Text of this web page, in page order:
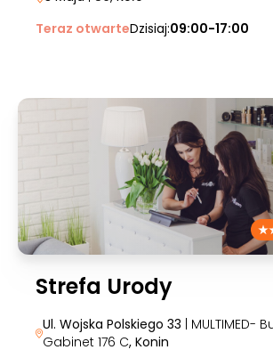
Teraz otwarteDzisiaj:09:00-17:00
Strefa Urody
Ul. Wojska Polskiego 33 | MULTIMED-
Gabinet 176 C, Konin